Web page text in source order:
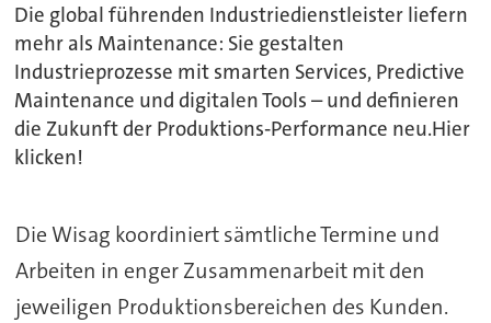
Die global führenden Industriedienstleister liefern
mehr als Maintenance: Sie gestalten
Industrieprozesse mit smarten Services, Predictive
Maintenance und digitalen Tools – und definieren
die Zukunft der Produktions‑Performance neu.Hier
klicken!
Die Wisag koordiniert sämtliche Termine und
Arbeiten in enger Zusammenarbeit mit den
jeweiligen Produktionsbereichen des Kunden.